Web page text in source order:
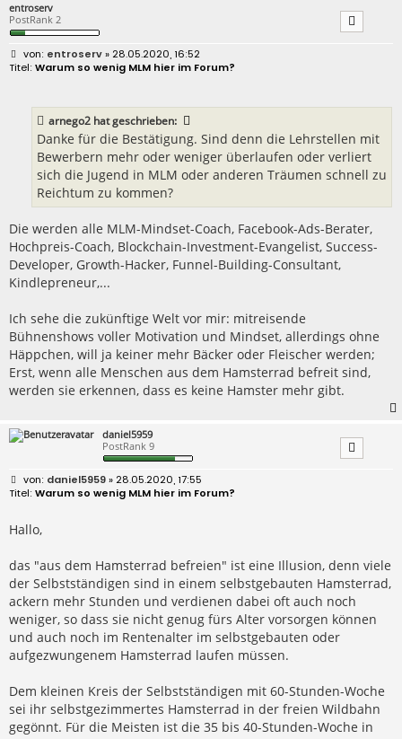
entroserv
PostRank 2
B
e
entroserv» 28.05.2020, 16:52
Warum so wenig MLM hier im Forum?
arnego2 hat geschrieben:
Danke für die Bestätigung. Sind denn die Lehrstellen mit
Bewerbern mehr oder weniger überlaufen oder verliert
sich die Jugend in MLM oder anderen Träumen schnell zu
Reichtum zu kommen?
Die werden alle MLM-Mindset-Coach, Facebook-Ads-Berater,
Hochpreis-Coach, Blockchain-Investment-Evangelist, Success-
Developer, Growth-Hacker, Funnel-Building-Consultant,
Kindlepreneur,...
Ich sehe die zukünftige Welt vor mir: mitreisende
Bühnenshows voller Motivation und Mindset, allerdings ohne
Häppchen, will ja keiner mehr Bäcker oder Fleischer werden;
Erst, wenn alle Menschen aus dem Hamsterrad befreit sind,
werden sie erkennen, dass es keine Hamster mehr gibt.
daniel5959
PostRank 9
B
e
r
a
daniel5959» 28.05.2020, 17:55
Warum so wenig MLM hier im Forum?
Hallo,
das "aus dem Hamsterrad befreien" ist eine Illusion, denn viele
der Selbstständigen sind in einem selbstgebauten Hamsterrad,
ackern mehr Stunden und verdienen dabei oft auch noch
weniger, so dass sie nicht genug fürs Alter vorsorgen können
und auch noch im Rentenalter im selbstgebauten oder
aufgezwungenem Hamsterrad laufen müssen.
Dem kleinen Kreis der Selbstständigen mit 60-Stunden-Woche
sei ihr selbstgezimmertes Hamsterrad in der freien Wildbahn
gegönnt. Für die Meisten ist die 35 bis 40-Stunden-Woche in